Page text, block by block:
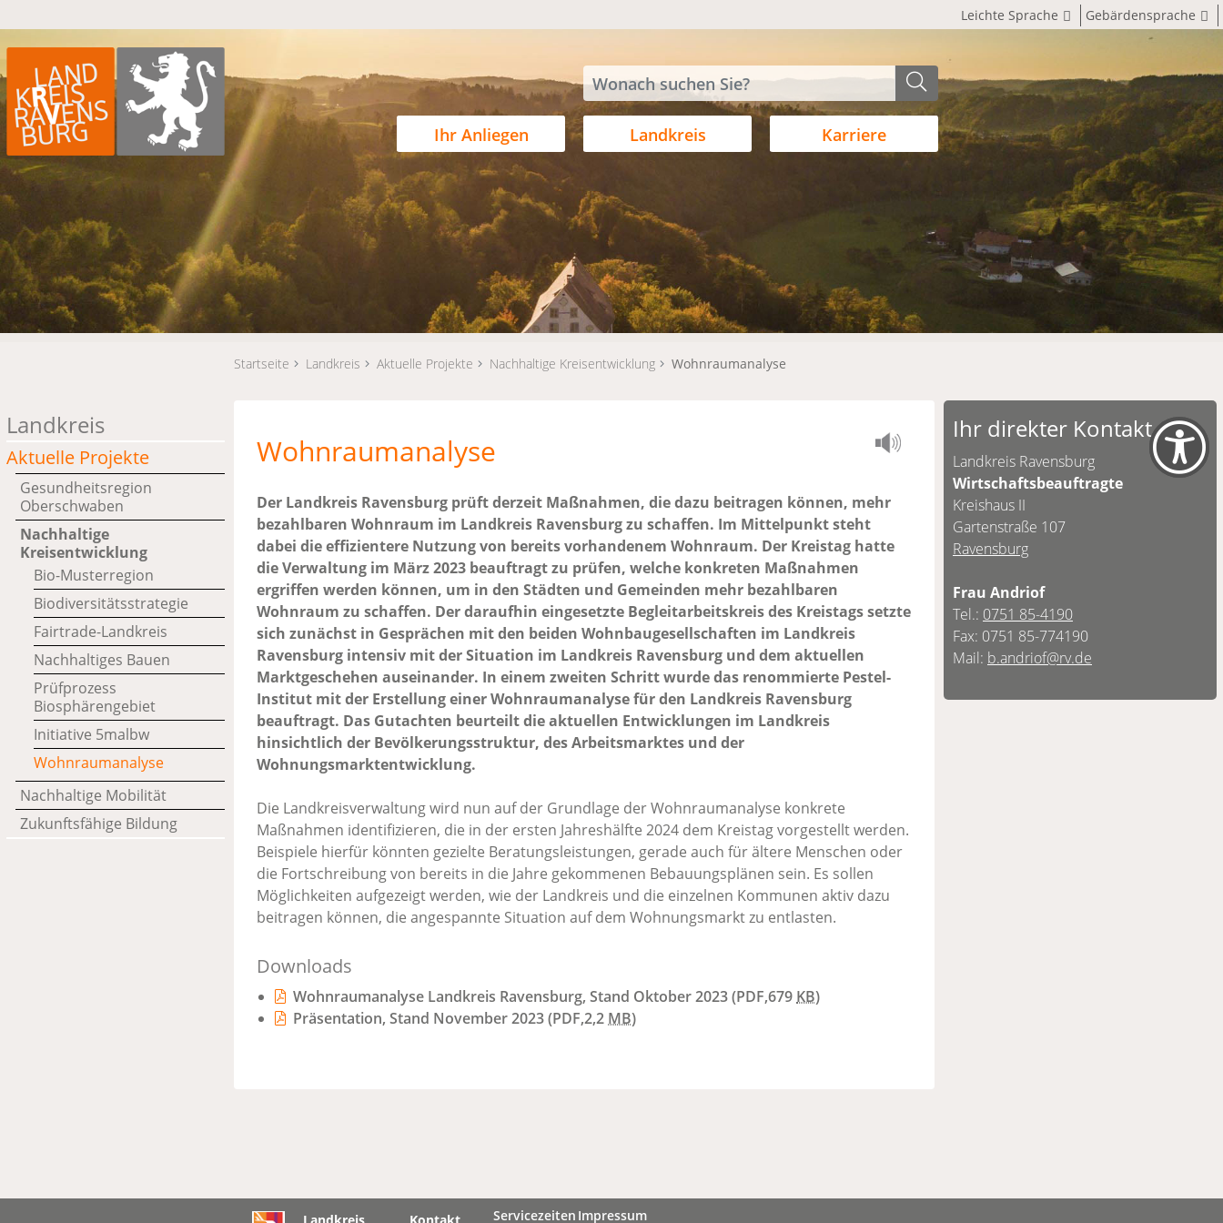
Leichte Sprache Gebärdensprache
Ihr Anliegen Landkreis Karriere
Startseite Landkreis Aktuelle Projekte Nachhaltige Kreisentwicklung Wohnraumanalyse
Landkreis
Aktuelle Projekte
Gesundheitsregion
Oberschwaben
Nachhaltige
Kreisentwicklung
Bio-Musterregion
Biodiversitätsstrategie
Fairtrade-Landkreis
Nachhaltiges Bauen
Prüfprozess
Biosphärengebiet
Initiative 5malbw
Wohnraumanalyse
Nachhaltige Mobilität
Zukunftsfähige Bildung
Wohnraumanalyse
Der Landkreis Ravensburg prüft derzeit Maßnahmen, die dazu beitragen können, mehr
bezahlbaren Wohnraum im Landkreis Ravensburg zu schaffen. Im Mittelpunkt steht
dabei die effizientere Nutzung von bereits vorhandenem Wohnraum. Der Kreistag hatte
die Verwaltung im März 2023 beauftragt zu prüfen, welche konkreten Maßnahmen
ergriffen werden können, um in den Städten und Gemeinden mehr bezahlbaren
Wohnraum zu schaffen. Der daraufhin eingesetzte Begleitarbeitskreis des Kreistags setzte
sich zunächst in Gesprächen mit den beiden Wohnbaugesellschaften im Landkreis
Ravensburg intensiv mit der Situation im Landkreis Ravensburg und dem aktuellen
Marktgeschehen auseinander. In einem zweiten Schritt wurde das renommierte Pestel-
Institut mit der Erstellung einer Wohnraumanalyse für den Landkreis Ravensburg
beauftragt. Das Gutachten beurteilt die aktuellen Entwicklungen im Landkreis
hinsichtlich der Bevölkerungsstruktur, des Arbeitsmarktes und der
Wohnungsmarktentwicklung.
Die Landkreisverwaltung wird nun auf der Grundlage der Wohnraumanalyse konkrete
Maßnahmen identifizieren, die in der ersten Jahreshälfte 2024 dem Kreistag vorgestellt werden.
Beispiele hierfür könnten gezielte Beratungsleistungen, gerade auch für ältere Menschen oder
die Fortschreibung von bereits in die Jahre gekommenen Bebauungsplänen sein. Es sollen
Möglichkeiten aufgezeigt werden, wie der Landkreis und die einzelnen Kommunen aktiv dazu
beitragen können, die angespannte Situation auf dem Wohnungsmarkt zu entlasten.
Downloads
Wohnraumanalyse Landkreis Ravensburg, Stand Oktober 2023(PDF,679 KB)
Präsentation, Stand November 2023(PDF,2,2 MB)
Ihr direkter Kontakt
Landkreis Ravensburg
Wirtschaftsbeauftragte
Kreishaus II
Gartenstraße 107
Ravensburg
Frau Andriof
Tel.: 0751 85-4190
Fax: 0751 85-774190
Mail: b.andriof@rv.de
Servicezeiten Impressum